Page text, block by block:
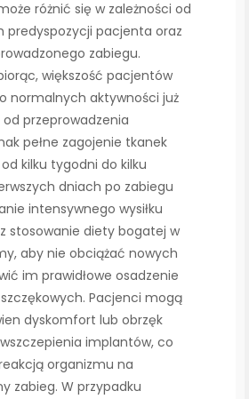
różnić się w zależności od
predyspozycji pacjenta oraz
zabiegu.
większość pacjentów
normalnych aktywności już
przeprowadzenia
pełne zagojenie tkanek
kilku tygodni do kilku
dniach po zabiegu
intensywnego wysiłku
stosowanie diety bogatej w
aby nie obciążać nowych
im prawidłowe osadzenie
Pacjenci mogą
dyskomfort lub obrzęk
implantów, co
organizmu na
zabieg. W przypadku